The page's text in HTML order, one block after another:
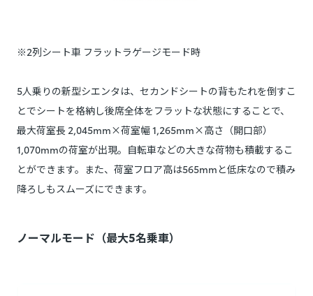
※2列シート車 フラットラゲージモード時
5人乗りの新型シエンタは、セカンドシートの背もたれを倒すこ
とでシートを格納し後席全体をフラットな状態にすることで、
最大荷室長 2,045mm×荷室幅 1,265mm×高さ（開口部）
1,070mmの荷室が出現。自転車などの大きな荷物も積載するこ
とができます。また、荷室フロア高は565mmと低床なので積み
降ろしもスムーズにできます。
ノーマルモード（最大5名乗車）